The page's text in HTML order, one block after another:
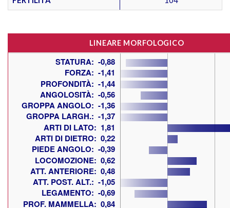
LINEARE MORFOLOGICO